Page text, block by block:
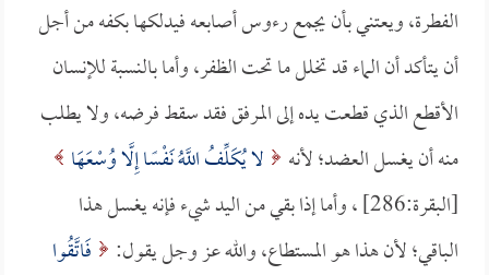
الفطرة، ويعتني بأن يجمع رءوس أصابعه فيدلكها بكفه من أجل
أن يتأكد أن الماء قد تخلل ما تحت الظفر، وأما بالنسبة للإنسان
الأقطع الذي قطعت يده إلى المرفق فقد سقط فرضه، ولا يطلب
منه أن يغسل العضد؛ لأنه
لا يُكَلِّفُ اللَّهُ نَفْسًا إِلَّا وُسْعَهَا
[البقرة:286] ، وأما إذا بقي من اليد شيء فإنه يغسل هذا
الباقي؛ لأن هذا هو المستطاع، والله عز وجل يقول:
فَاتَّقُوا